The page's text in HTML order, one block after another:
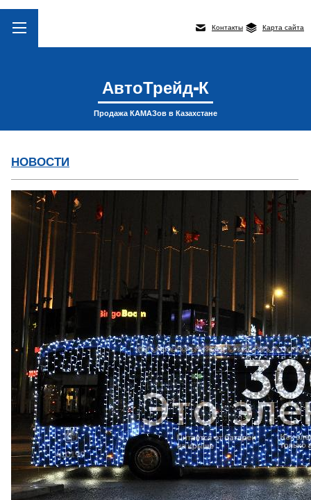
Контакты Карта сайта
АвтоТрейд-К
Продажа КАМАЗов в Казахстане
НОВОСТИ